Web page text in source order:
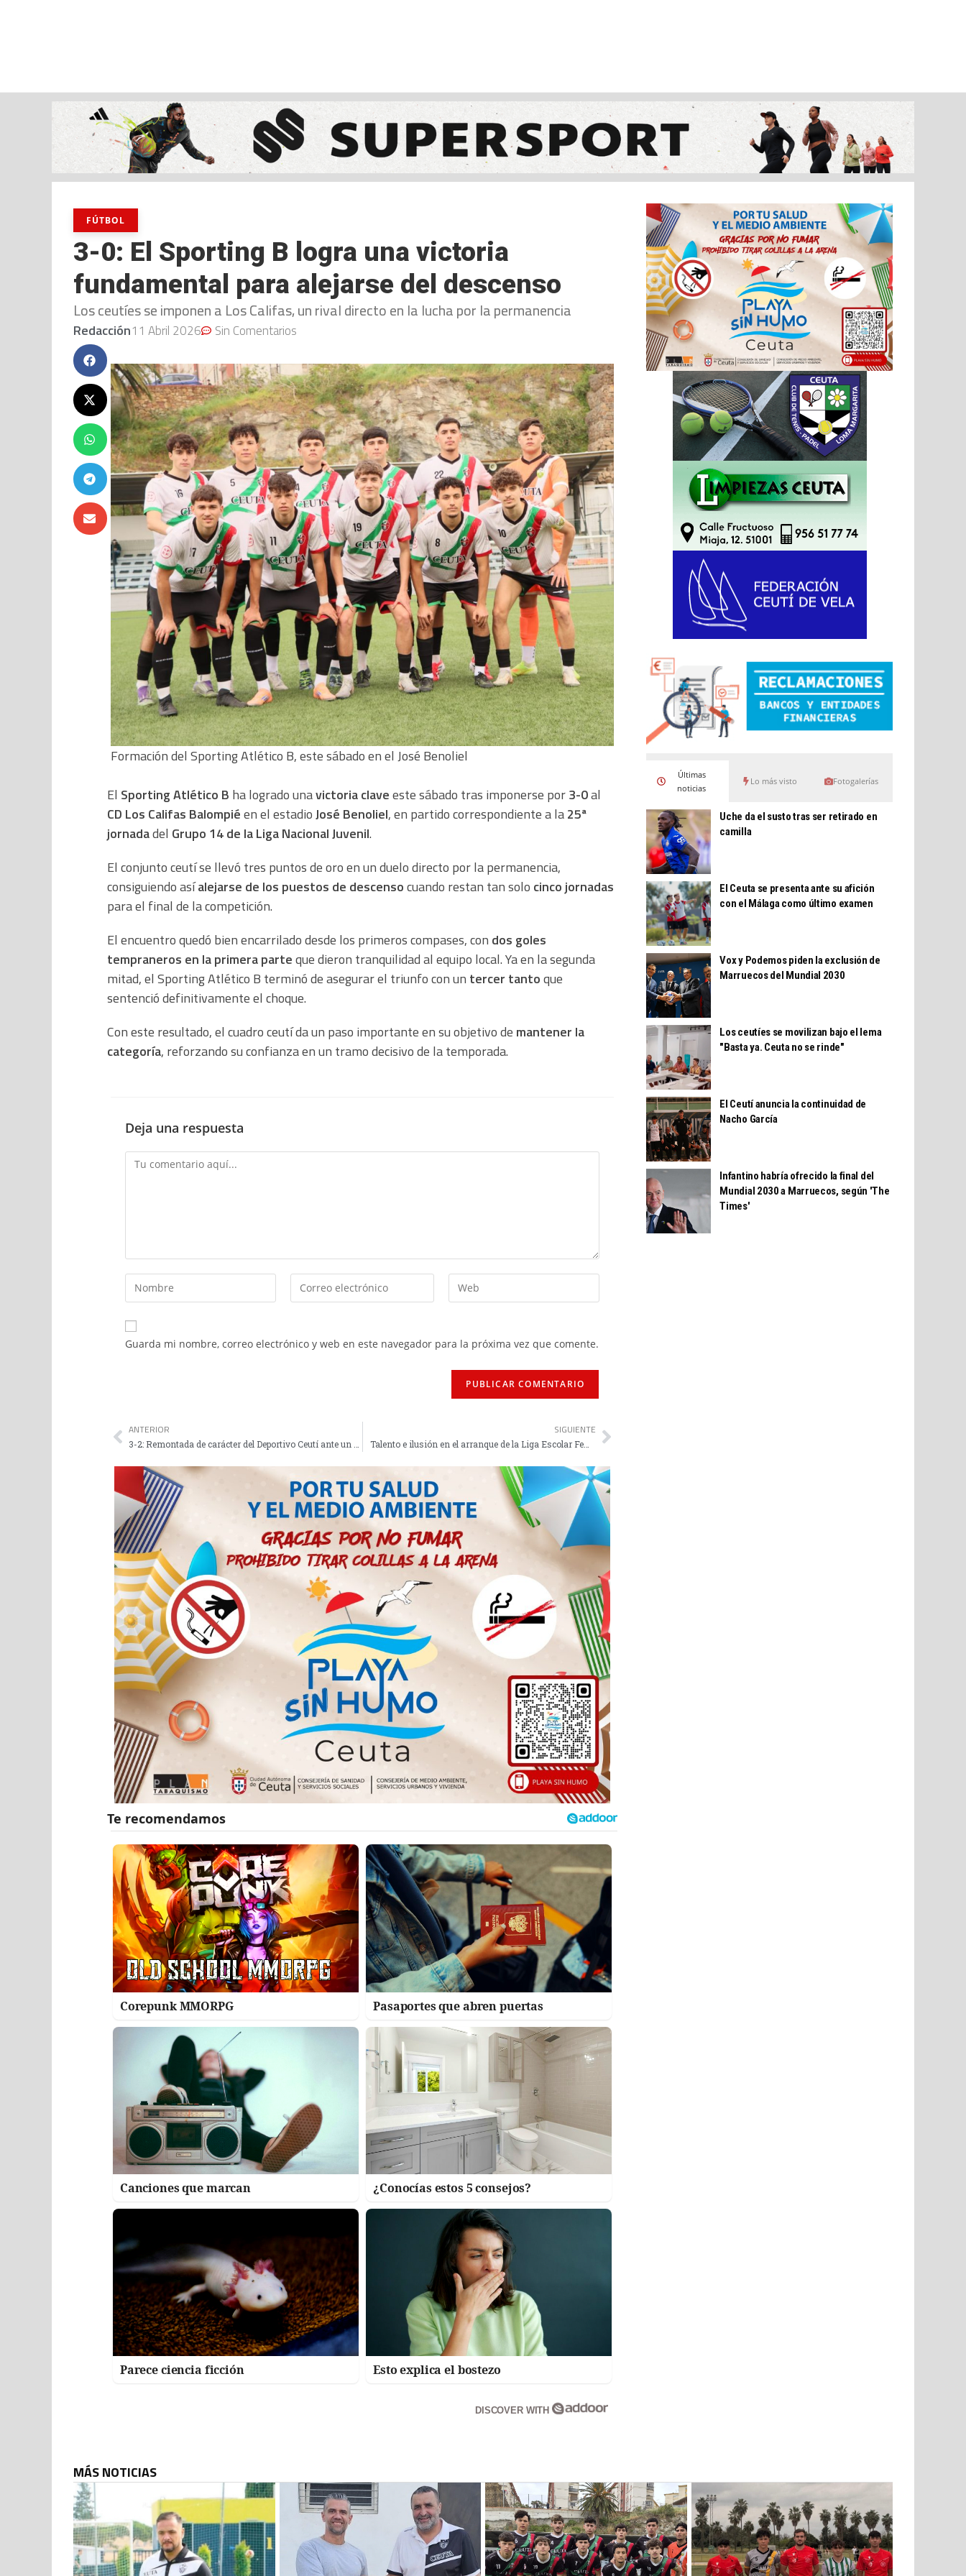
FÚTBOL
3-0: El Sporting B logra una victoria
fundamental para alejarse del descenso
Los ceutíes se imponen a Los Califas, un rival directo en la lucha por la permanencia
Redacción11 Abril 2026 Sin Comentarios
Formación del Sporting Atlético B, este sábado en el José Benoliel
El Sporting Atlético B ha logrado unavictoria claveeste sábado tras imponerse por3-0al
CD Los Califas Balompiéen el estadioJosé Benoliel, en partido correspondiente a la25ª
jornadadel Grupo 14 de la Liga Nacional Juvenil.
El conjunto ceutí se llevó tres puntos de oro en un duelo directo por la permanencia,
consiguiendo asíalejarse de los puestos de descensocuando restan tan solo cinco jornadas
para el final de la competición.
El encuentro quedó bien encarrilado desde los primeros compases, con dos goles
tempraneros en la primera parteque dieron tranquilidad al equipo local. Ya en la segunda
mitad, el Sporting Atlético B terminó de asegurar el triunfo con un tercer tantoque
sentenció definitivamente el choque.
Con este resultado, el cuadro ceutí da un paso importante en su objetivo de mantener la
categoría, reforzando su confianza en un tramo decisivo de la temporada.
Deja una respuesta
Guarda mi nombre, correo electrónico y web en este navegador para la próxima vez que comente.
ANTERIOR SIGUIENTE
Talento e ilusión en el arranque de la Liga Escolar Femenina
Corepunk MMORPG Pasaportes que abren puertas
Canciones que marcan ¿Conocías estos 5 consejos?
Parece ciencia ficción Esto explica el bostezo
DISCOVER WITH
Últimas
noticias
Lo más visto Fotogalerías
Uche da el susto tras ser retirado en
camilla
El Ceuta se presenta ante su afición
con el Málaga como último examen
Vox y Podemos piden la exclusión de
Marruecos del Mundial 2030
Los ceutíes se movilizan bajo el lema
"Basta ya. Ceuta no se rinde"
El Ceutí anuncia la continuidad de
Nacho García
Infantino habría ofrecido la final del
Mundial 2030 a Marruecos, según 'The
Times'
MÁS NOTICIAS